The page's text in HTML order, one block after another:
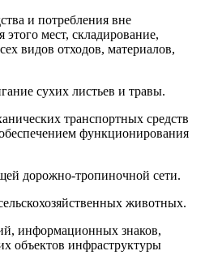
и потребления вне
мест, складирование,
видов отходов, материалов,
сухих листьев и травы.
транспортных средств
функционирования
дорожно-тропиночной сети.
животных.
информационных знаков,
объектов инфраструктуры